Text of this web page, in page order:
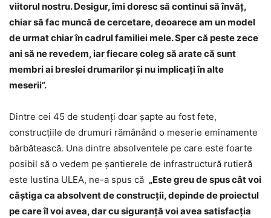
viitorul nostru. Desigur, îmi doresc să continui să învăţ,
chiar să fac muncă de cercetare, deoarece am un model
de urmat chiar în cadrul familiei mele. Sper că peste zece
ani să ne revedem, iar fiecare coleg să arate că sunt
membri ai breslei drumarilor şi nu implicaţi în alte
meserii”.
Dintre cei 45 de studenţi doar şapte au fost fete,
construcţiile de drumuri rămânând o meserie eminamente
bărbătească. Una dintre absolventele pe care este foarte
posibil să o vedem pe şantierele de infrastructură rutieră
este Iustina ULEA, ne-a spus că „Este greu de spus cât voi
câştiga ca absolvent de construcţii, depinde de proiectul
pe care îl voi avea, dar cu siguranţă voi avea satisfacţia